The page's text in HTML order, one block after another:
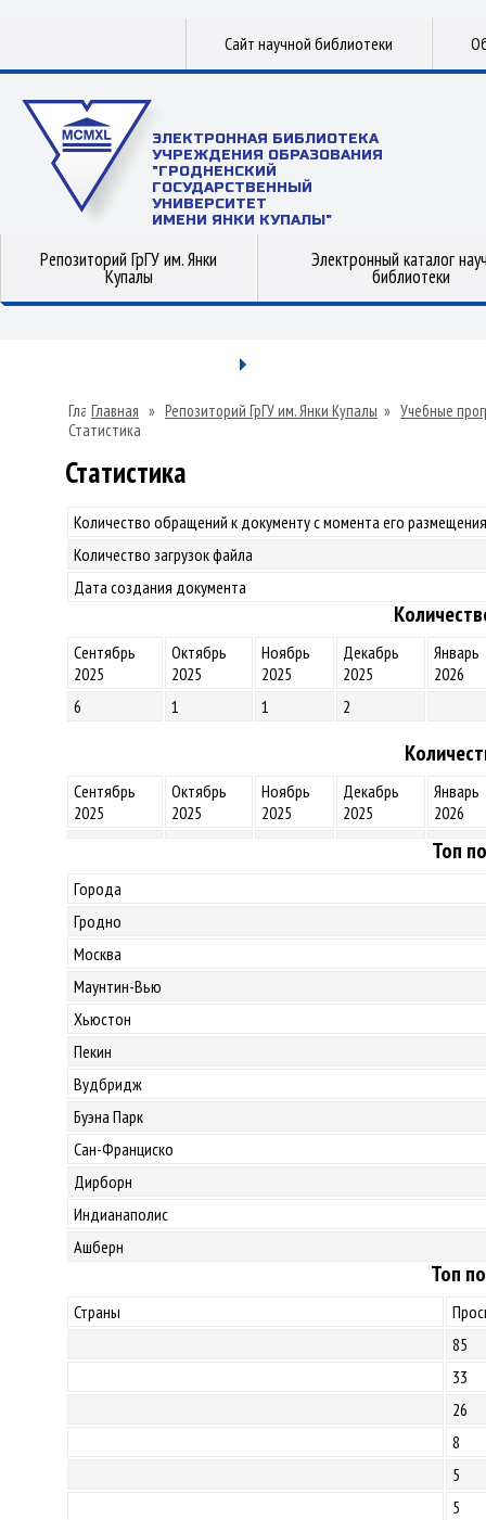
Сайт научной библиотеки
ЭЛЕКТРОННАЯ БИБЛИОТЕКА
УЧРЕЖДЕНИЯ ОБРАЗОВАНИЯ
"ГРОДНЕНСКИЙ
ГОСУДАРСТВЕННЫЙ
УНИВЕРСИТЕТ
ИМЕНИ ЯНКИ КУПАЛЫ"
Репозиторий ГрГУ им. Янки
Купалы
Электронный каталог
библиотеки
Главная » Репозиторий ГрГУ им. Янки Купалы » Учебные
Статистика
Статистика
Количество обращений к документу с момента его
Количество загрузок файла
Дата создания документа
Сентябрь
2025
Октябрь
2025
Ноябрь
2025
Декабрь
2025
Январь
2026
6
1 1 2
Сентябрь
2025
Октябрь
2025
Ноябрь
2025
Декабрь
2025
Январь
2026
Топ
Города
Гродно
Москва
Маунтин-Вью
Хьюстон
Пекин
Вудбридж
Буэна Парк
Сан-Франциско
Дирборн
Индианаполис
Ашберн
Топ
Страны
85
33
26
8
5
5